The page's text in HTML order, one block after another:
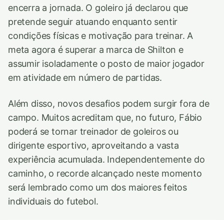
encerra a jornada. O goleiro já declarou que
pretende seguir atuando enquanto sentir
condições físicas e motivação para treinar. A
meta agora é superar a marca de Shilton e
assumir isoladamente o posto de maior jogador
em atividade em número de partidas.
Além disso, novos desafios podem surgir fora de
campo. Muitos acreditam que, no futuro, Fábio
poderá se tornar treinador de goleiros ou
dirigente esportivo, aproveitando a vasta
experiência acumulada. Independentemente do
caminho, o recorde alcançado neste momento
será lembrado como um dos maiores feitos
individuais do futebol.